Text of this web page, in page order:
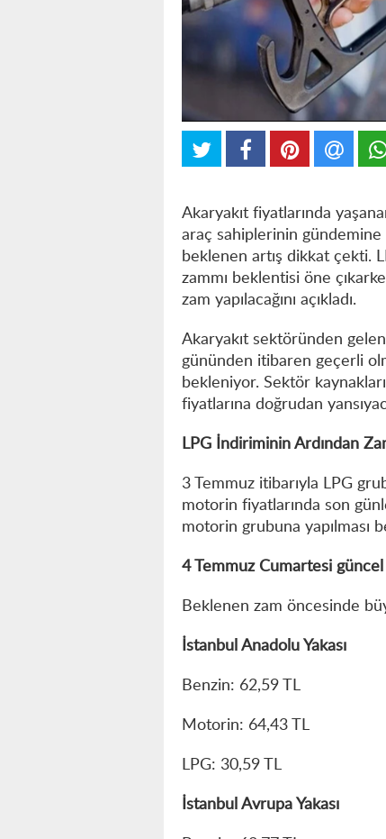
Akaryakıt fiyatlarında
araç sahiplerinin
beklenen artış dikkat çekti.
zammı beklentisi öne
zam yapılacağını açıkladı.
Akaryakıt sektöründen
gününden itibaren geçerli
bekleniyor. Sektör
fiyatlarına doğrudan
LPG İndiriminin Ardından
3 Temmuz itibarıyla LPG
motorin fiyatlarında son
motorin grubuna yapılması
4 Temmuz Cumartesi
Beklenen zam öncesinde
İstanbul Anadolu Yakası
Benzin: 62,59 TL
Motorin: 64,43 TL
LPG: 30,59 TL
İstanbul Avrupa Yakası